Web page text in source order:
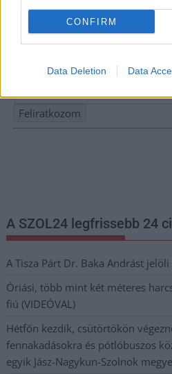
CONFIRM
Data Deletion Data
Hírlevél
meg e-mail címét:
A SZOL24 legfrissebb 24
A Tisza Párt Dr. Baka Andrást
Óriási, több mint két méteres
fiú (VIDEÓVAL)
Hétfőn kezdik, csütörtökön
fennakadásokra és pótlóbuszos
egyik Jász-Nagykun-Szolnok